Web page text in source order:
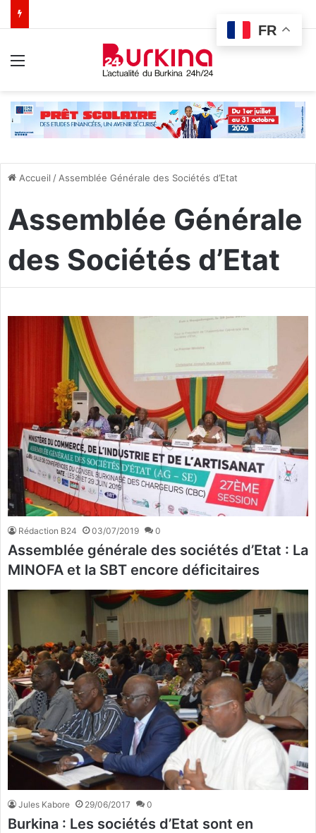
Accueil / Assemblée Générale des Sociétés d’Etat
Assemblée Générale
des Sociétés d’Etat
Rédaction B24 03/07/2019 0
Assemblée générale des sociétés d’Etat : La
MINOFA et la SBT encore déficitaires
Jules Kabore 29/06/2017 0
Burkina : Les sociétés d’Etat sont en
FR